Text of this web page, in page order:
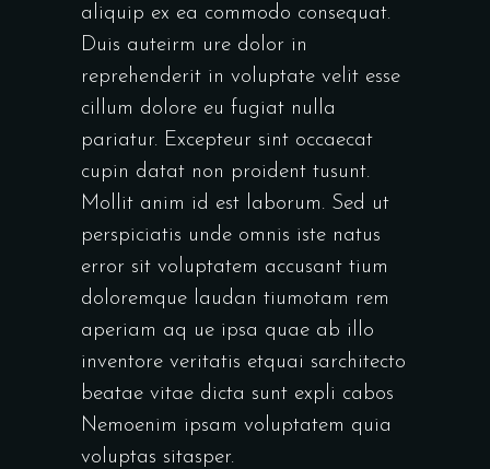
aliquip ex ea commodo consequat.
Duis auteirm ure dolor in
reprehenderit in voluptate velit esse
cillum dolore eu fugiat nulla
pariatur. Excepteur sint occaecat
cupin datat non proident tusunt.
Mollit anim id est laborum. Sed ut
perspiciatis unde omnis iste natus
error sit voluptatem accusant tium
doloremque laudan tiumotam rem
aperiam aq ue ipsa quae ab illo
inventore veritatis etquai sarchitecto
beatae vitae dicta sunt expli cabos
Nemoenim ipsam voluptatem quia
voluptas sitasper.